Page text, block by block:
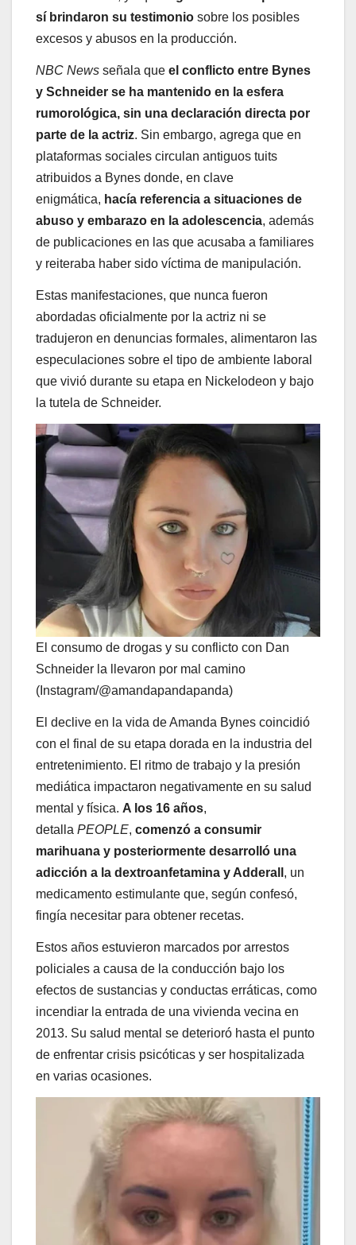
sí brindaron su testimonio sobre los posibles
excesos y abusos en la producción.
NBC News señala que el conflicto entre Bynes
y Schneider se ha mantenido en la esfera
rumorológica, sin una declaración directa por
parte de la actriz. Sin embargo, agrega que en
plataformas sociales circulan antiguos tuits
atribuidos a Bynes donde, en clave
enigmática, hacía referencia a situaciones de
abuso y embarazo en la adolescencia, además
de publicaciones en las que acusaba a familiares
y reiteraba haber sido víctima de manipulación.
Estas manifestaciones, que nunca fueron
abordadas oficialmente por la actriz ni se
tradujeron en denuncias formales, alimentaron las
especulaciones sobre el tipo de ambiente laboral
que vivió durante su etapa en Nickelodeon y bajo
la tutela de Schneider.
El consumo de drogas y su conflicto con Dan
Schneider la llevaron por mal camino
(Instagram/@amandapandapanda)
El declive en la vida de Amanda Bynes coincidió
con el final de su etapa dorada en la industria del
entretenimiento. El ritmo de trabajo y la presión
mediática impactaron negativamente en su salud
mental y física. A los 16 años,
detalla PEOPLE, comenzó a consumir
marihuana y posteriormente desarrolló una
adicción a la dextroanfetamina y Adderall , un
medicamento estimulante que, según confesó,
fingía necesitar para obtener recetas.
Estos años estuvieron marcados por arrestos
policiales a causa de la conducción bajo los
efectos de sustancias y conductas erráticas, como
incendiar la entrada de una vivienda vecina en
2013. Su salud mental se deterioró hasta el punto
de enfrentar crisis psicóticas y ser hospitalizada
en varias ocasiones.